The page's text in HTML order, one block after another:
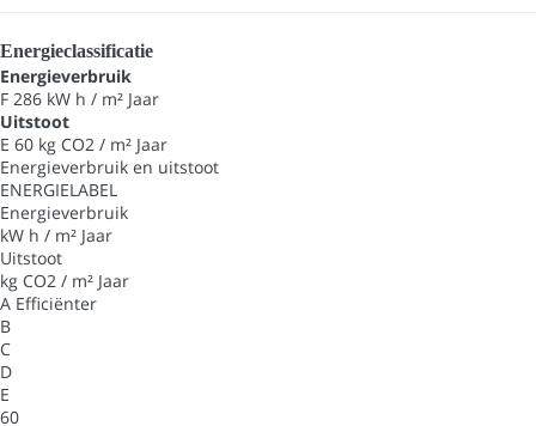
Energieclassificatie
Energieverbruik
F 286 kW h / m² Jaar
Uitstoot
E 60 kg CO2 / m² Jaar
Energieverbruik en uitstoot
ENERGIELABEL
Energieverbruik
kW h / m² Jaar
Uitstoot
kg CO2 / m² Jaar
A Efficiënter
B
C
D
E
60